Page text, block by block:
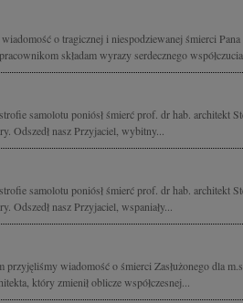
wiadomość o tragicznej i niespodziewanej śmierci
składam wyrazy serdecznego
samolotu poniósł śmierć prof. dr hab. architekt
Odszedł nasz Przyjaciel, wybitny...
samolotu poniósł śmierć prof. dr hab. architekt
Odszedł nasz Przyjaciel, wspaniały...
przyjęliśmy wiadomość o śmierci Zasłużonego dla
który zmienił oblicze współczesnej...